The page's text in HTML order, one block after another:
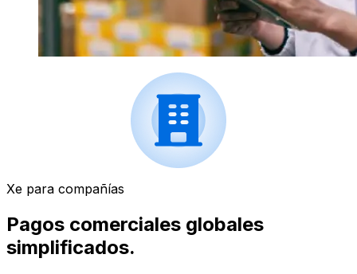
Xe para compañías
Pagos comerciales globales
simplificados.